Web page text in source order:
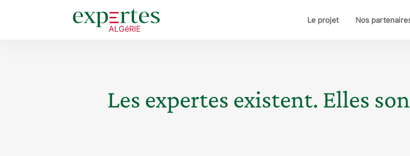
Le projet Nos
Les expertes existent. Elles